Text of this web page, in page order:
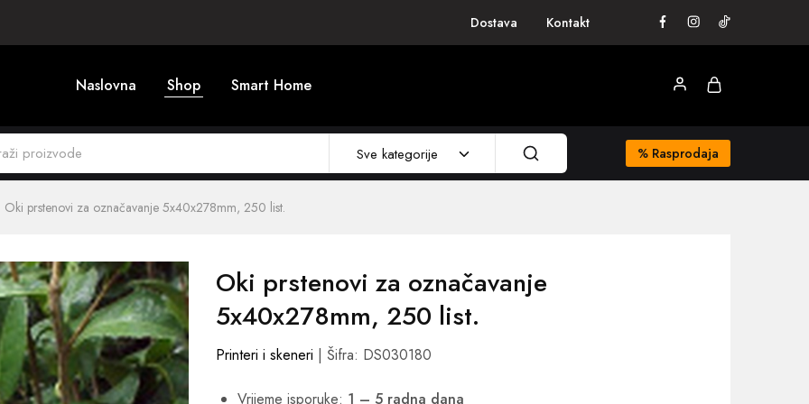
Dostava Kontakt
Naslovna Shop Smart Home
Sve kategorije % Rasprodaja
Oki prstenovi za označavanje 5x40x278mm, 250 list.
Oki prstenovi za označavanje
5x40x278mm, 250 list.
Printeri i skeneri | Šifra: DS030180
Vrijeme isporuke: 1 – 5 radna dana